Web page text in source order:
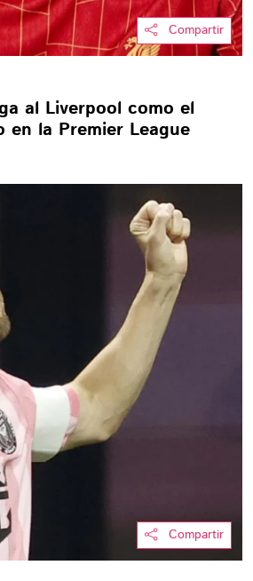
Compartir
al Liverpool como el
en la Premier League
Compartir